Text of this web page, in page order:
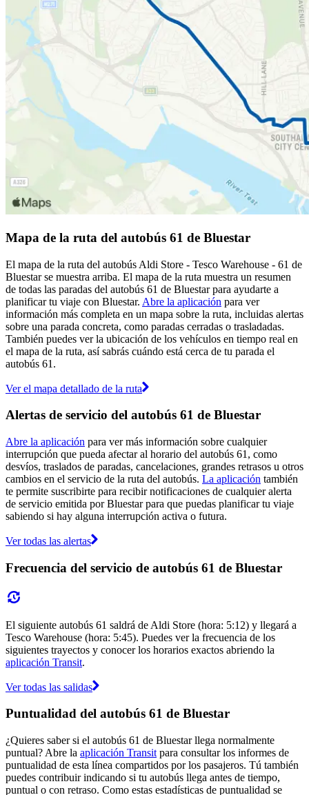
Mapa de la ruta del autobús 61 de Bluestar
El mapa de la ruta del autobús Aldi Store - Tesco Warehouse - 61 de
Bluestar se muestra arriba. El mapa de la ruta muestra un resumen
de todas las paradas del autobús 61 de Bluestar para ayudarte a
planificar tu viaje con Bluestar. Abre la aplicación para ver
información más completa en un mapa sobre la ruta, incluidas alertas
sobre una parada concreta, como paradas cerradas o trasladadas.
También puedes ver la ubicación de los vehículos en tiempo real en
el mapa de la ruta, así sabrás cuándo está cerca de tu parada el
autobús 61.
Ver el mapa detallado de la ruta
Alertas de servicio del autobús 61 de Bluestar
Abre la aplicación para ver más información sobre cualquier
interrupción que pueda afectar al horario del autobús 61, como
desvíos, traslados de paradas, cancelaciones, grandes retrasos u otros
cambios en el servicio de la ruta del autobús. La aplicación también
te permite suscribirte para recibir notificaciones de cualquier alerta
de servicio emitida por Bluestar para que puedas planificar tu viaje
sabiendo si hay alguna interrupción activa o futura.
Ver todas las alertas
Frecuencia del servicio de autobús 61 de Bluestar
El siguiente autobús 61 saldrá de Aldi Store (hora: 5:12) y llegará a
Tesco Warehouse (hora: 5:45). Puedes ver la frecuencia de los
siguientes trayectos y conocer los horarios exactos abriendo la
aplicación Transit.
Ver todas las salidas
Puntualidad del autobús 61 de Bluestar
¿Quieres saber si el autobús 61 de Bluestar llega normalmente
puntual? Abre la aplicación Transit para consultar los informes de
puntualidad de esta línea compartidos por los pasajeros. Tú también
puedes contribuir indicando si tu autobús llega antes de tiempo,
puntual o con retraso. Como estas estadísticas de puntualidad se